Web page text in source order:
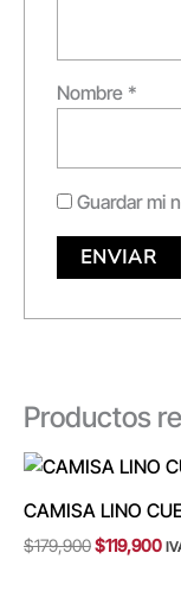
Nombre *
Guardar mi
Productos
CAMISA LINO
$179,900
Original
was:
$179,900.
$119,900
is: